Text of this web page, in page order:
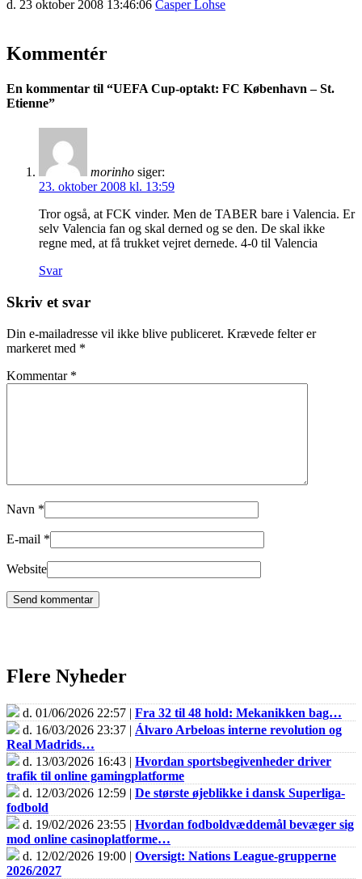
d. 23 oktober 2008 13:46:06 Casper Lohse
Kommentér
En kommentar til “UEFA Cup-optakt: FC København – St.
Etienne”
morinho siger:
23. oktober 2008 kl. 13:59
Tror også, at FCK vinder. Men de TABER bare i Valencia. Er
selv Valencia fan og skal derned og se den. De skal ikke
regne med, at få trukket vejret dernede. 4-0 til Valencia
Svar
Skriv et svar
Din e-mailadresse vil ikke blive publiceret. Krævede felter er
markeret med *
Kommentar *
Navn *
E-mail *
Website
Flere Nyheder
d. 01/06/2026 22:57 | Fra 32 til 48 hold: Mekanikken bag…
d. 16/03/2026 23:37 | Álvaro Arbeloas interne revolution og
Real Madrids…
d. 13/03/2026 16:43 | Hvordan sportsbegivenheder driver
trafik til online gamingplatforme
d. 12/03/2026 12:59 | De største øjeblikke i dansk Superliga-
fodbold
d. 19/02/2026 23:55 | Hvordan fodboldvæddemål bevæger sig
mod online casinoplatforme…
d. 12/02/2026 19:00 | Oversigt: Nations League-grupperne
2026/2027